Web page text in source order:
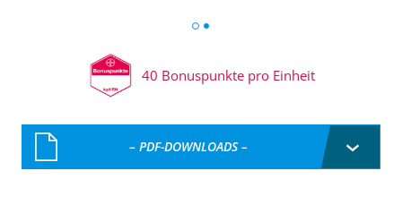
40 Bonuspunkte pro Einheit
– PDF-DOWNLOADS –